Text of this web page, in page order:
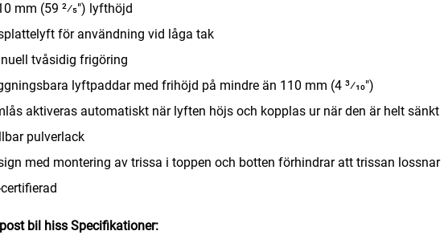
mm (59 2⁄5") lyfthöjd
för användning vid låga tak
tvåsidig frigöring
lyftpaddar med frihöjd på mindre än 110 mm (4 3⁄10")
aktiveras automatiskt när lyften höjs och kopplas ur när den är helt sänkt
pulverlack
med montering av trissa i toppen och botten förhindrar att trissan lossnar
certifierad
bil hiss Specifikationer: